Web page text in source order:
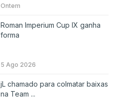
Ontem
Roman Imperium Cup IX ganha
forma
5 Ago 2026
jL chamado para colmatar baixas
na Team ...